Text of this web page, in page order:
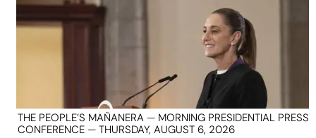
THE PEOPLE’S MAÑANERA — MORNING PRESIDENTIAL PRESS
CONFERENCE — THURSDAY, AUGUST 6, 2026